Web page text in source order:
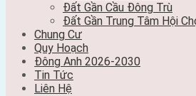
Đất Gần Cầu Đông Trù
Đất Gần Trung Tâm Hội
Chung Cư
Quy Hoạch
Đông Anh 2026-2030
Tin Tức
Liên Hệ